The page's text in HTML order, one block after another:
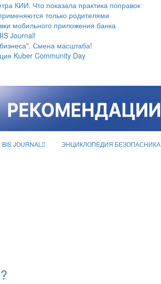
КИИ. Что показала практика поправок
только родителями
мобильного приложения банка
Journal!
Смена масштаба!
Kuber Community Day
BIS JOURNAL ЭНЦИКЛОПЕДИЯ БЕЗОПАСНИКА